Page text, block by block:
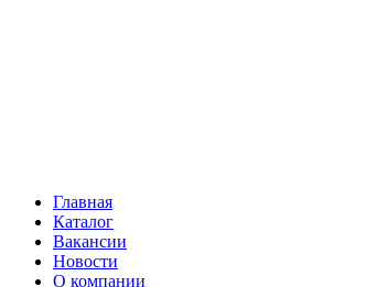
Главная
Каталог
Вакансии
Новости
О компании